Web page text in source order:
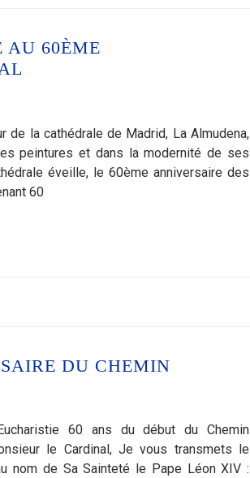
AU 60ÈME
la cathédrale de Madrid, La Almudena,
peintures et dans la modernité de ses
éveille, le 60ème anniversaire des
60
DU CHEMIN
60 ans du début du Chemin
le Cardinal, Je vous transmets le
nom de Sa Sainteté le Pape Léon XIV :